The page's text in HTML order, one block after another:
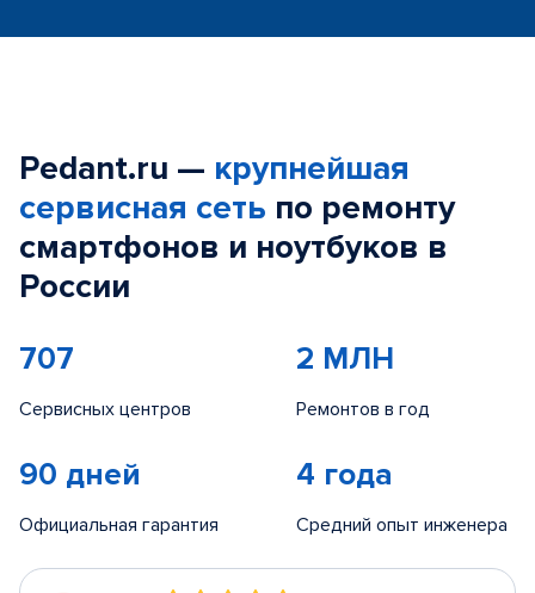
Pedant.ru — крупнейшая
сервисная сеть по ремонту
смартфонов и ноутбуков в
России
707
Сервисных центров
2 МЛН
Ремонтов в год
90 дней
Официальная гарантия
4 года
Средний опыт инженера